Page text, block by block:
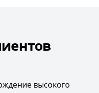
высокого